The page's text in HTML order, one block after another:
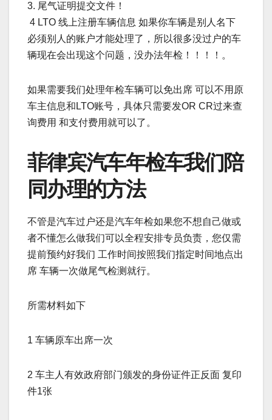
3. 尾气证明提交文件！
4 LTO 线上注册车辆信息 如果你车辆是别人名下
必须别人的账户才能处理了，所以很多没过户的车
辆现在会出现这个问题，没办法年检！！！！。
如果需要我们处理年检车辆可以免出席 可以不用原
车主信息和LTO账号，具体只需要发OR CR过来查
询费用 和支付费用就可以了。
菲律宾汽车年检车我们陪
同办理的方法
不管是汽车过户还是汽车年检如果您不想自己做或
者不懂怎么做我们可以全程安排专员负责，您仅需
提前预约好我们 工作时间按照我们指定时间地点出
席 车辆一次做尾气检测就行。
所需材料如下
1 车辆原车出席一次
2 车主人有效政府部门颁发的身份证件正反面 复印
件1张